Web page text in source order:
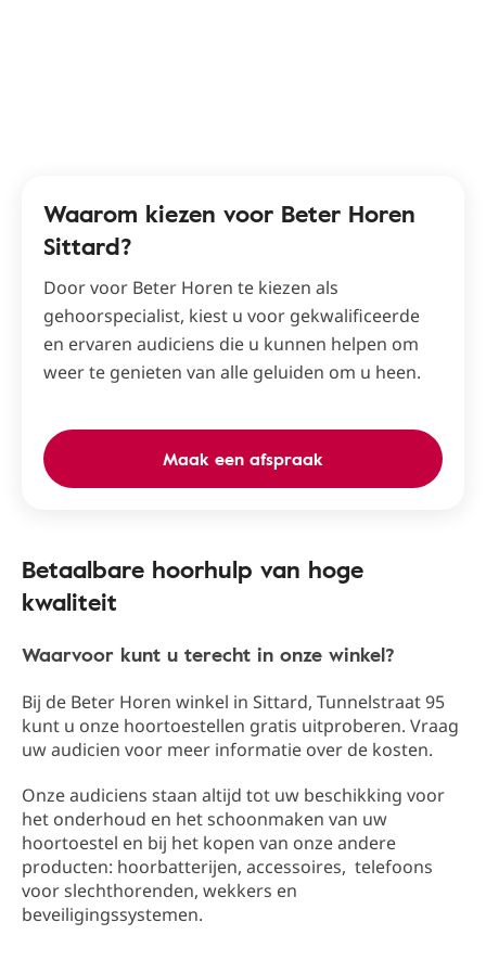
Waarom kiezen voor Beter Horen
Sittard?
Door voor Beter Horen te kiezen als
gehoorspecialist, kiest u voor gekwalificeerde
en ervaren audiciens die u kunnen helpen om
weer te genieten van alle geluiden om u heen.
Maak een afspraak
Betaalbare hoorhulp van hoge
kwaliteit
Waarvoor kunt u terecht in onze winkel?
Bij de Beter Horen winkel in Sittard​, Tunnelstraat 95​
kunt u onze hoortoestellen gratis uitproberen. Vraag
uw audicien voor meer informatie over de kosten.
Onze audiciens staan altijd tot uw beschikking ​​voor
het onderhoud en het schoonmaken van uw
hoortoestel en bij het kopen van onze andere
producten: hoorbatterijen, accessoires, telefoons
voor slechthorenden, wekkers en
beveiligingssystemen.